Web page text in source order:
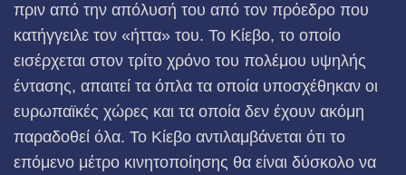
πριν από την απόλυσή του από τον πρόεδρο που
κατήγγειλε τον «ήττα» του. Το Κίεβο, το οποίο
εισέρχεται στον τρίτο χρόνο του πολέμου υψηλής
έντασης, απαιτεί τα όπλα τα οποία υποσχέθηκαν οι
ευρωπαϊκές χώρες και τα οποία δεν έχουν ακόμη
παραδοθεί όλα. Το Κίεβο αντιλαμβάνεται ότι το
επόμενο μέτρο κινητοποίησης θα είναι δύσκολο να